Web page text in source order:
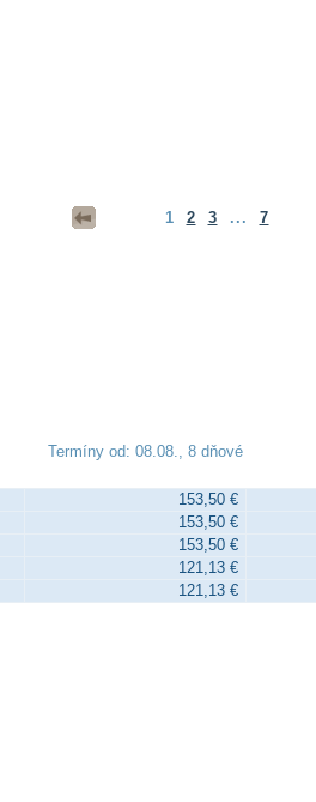
1 2 3 ... 7
Termíny od: 08.08., 8 dňové
153,50 €
153,50 €
153,50 €
121,13 €
121,13 €